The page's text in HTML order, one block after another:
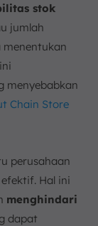
stok
jumlah
menentukan
menyebabkan
Chain Store
perusahaan
Hal ini
menghindari
dapat